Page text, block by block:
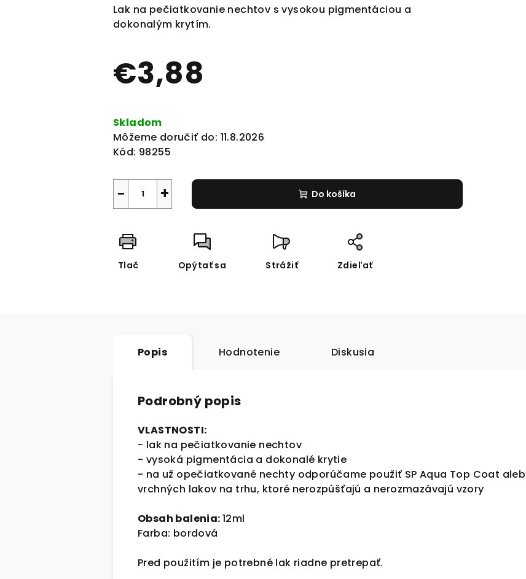
produktu
je
5
hviezdičiek.
Lak na pečiatkovanie nechtov s vysokou pigmentáciou a
dokonalým krytím.
€3,88
cena:
Skladom
Môžeme doručiť do: 11.8.2026
Kód: 98255
+
− Do košíka
Tlač Opýtať sa Strážiť Zdieľať
Popis Hodnotenie Diskusia
Podrobný popis
VLASTNOSTI:
- lak na pečiatkovanie nechtov
- vysoká pigmentácia a dokonalé krytie
- na už opečiatkované nechty odporúčame použiť SP Aqua Top Coat
vrchných lakov na trhu, ktoré nerozpúšťajú a nerozmazávajú vzory
Obsah balenia:12ml
Farba: bordová
Pred použitím je potrebné lak riadne pretrepať.